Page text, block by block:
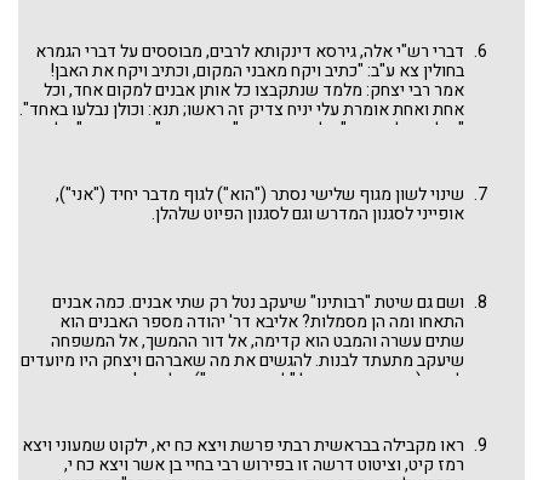
במנחה צריך אדם לומר: יהי רצון מלפניך ה' אלהי שכשם שזכיתני
לראות חמה בזריחתה כך תזכני לראותה בשקיעתה". האם התפלל
יעקב שם גם תפילת מנחה שחידש יצחק אביו בשדה וייחל לשקיעת
השמש וללילה בו נמצא מעט מנוחה במנוסתו? האם בתפילת ערבית
בעת שהחל לחוש בחושך האפילה אמר: יהי רצון מלפניך ה' א-להי
דברי רש"י אלה, גירסא דינקותא לרבים, מבוססים על דברי הגמרא
בחולין צא ע"ב: "כתיב ויקח מאבני המקום, וכתיב ויקח את האבן!
אמר רבי יצחק: מלמד שנתקבצו כל אותן אבנים למקום אחד, וכל
אחת ואחת אומרת עלי יניח צדיק זה ראשו; תנא: וכולן נבלעו באחד".
"נבלעו כולן באחת" - לשון הגמרא, "עשאן הקב"ה אבן אחת" - לשון
תולדות שבגינה נאלץ יעקב הצדיק (או "הצדיק") לגלות ולנדוד
ממקומו ולבנות מאבני השדה, משכב לגופו, כרית לראשו וכסות
ללילו.
שינוי לשון מגוף שלישי נסתר ("הוא") לגוף מדבר יחיד ("אני"),
אופייני לסגנון המדרש וגם לסגנון הפיוט שלהלן.
ושם גם שיטת "רבותינו" שיעקב נטל רק שתי אבנים. כמה אבנים
התאחו ומה הן מסמלות? אליבא דר' יהודה מספר האבנים הוא
שתים עשרה והמבט הוא קדימה, אל דור ההמשך, אל המשפחה
שיעקב מתעתד לבנות. להגשים את מה שאברהם ויצחק היו מיועדים
לקיים (ראו המדרשים על "למה זה אנכי"). על פי ר' נחמיה, מספר
פרשתנו בדרשתו של ר' שמואל בן נחמן: "שיר למעלות אשא עיני
אל ההרים (תהלים קכא) – אשא עיני אל ההורים". ויעקב עצמו
ראו מקבילה בבראשית רבתי פרשת ויצא כח יא, ילקוט שמעוני ויצא
רמז קיט, וציטוט דרשה זו בפירוש רבי בחיי בן אשר ויצא כח י,